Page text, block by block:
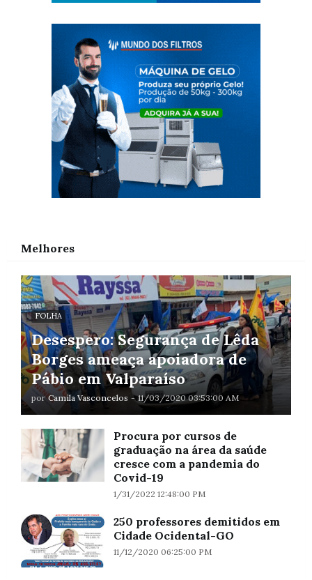
Melhores
FOLHA
Desespero: Segurança de Lêda
Borges ameaça apoiadora de
Pábio em Valparaíso
por Camila Vasconcelos - 11/03/2020 03:53:00 AM
Procura por cursos de
graduação na área da saúde
cresce com a pandemia do
Covid-19
1/31/2022 12:48:00 PM
250 professores demitidos em
Cidade Ocidental-GO
11/12/2020 06:25:00 PM